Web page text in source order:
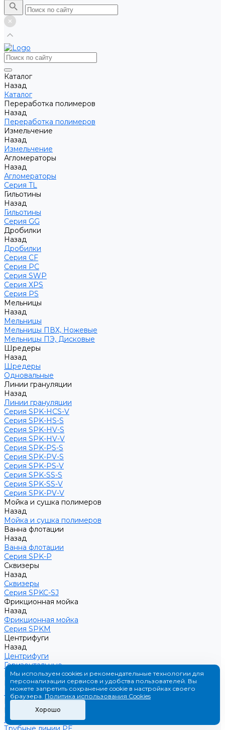
Каталог
Назад
Каталог
Переработка полимеров
Назад
Переработка полимеров
Измельчение
Назад
Измельчение
Агломераторы
Назад
Агломераторы
Серия TL
Гильотины
Назад
Гильотины
Серия GG
Дробилки
Назад
Дробилки
Серия CF
Серия PC
Серия SWP
Серия XPS
Серия PS
Мельницы
Назад
Мельницы
Мельницы ПВХ, Ножевые
Мельницы ПЭ, Дисковые
Шредеры
Назад
Шредеры
Одновальные
Линии грануляции
Назад
Линии грануляции
Серия SPK-HCS-V
Серия SPK-HS-S
Серия SPK-HV-S
Серия SPK-HV-V
Серия SPK-PS-S
Серия SPK-PV-S
Серия SPK-PS-V
Серия SPK-SS-S
Серия SPK-SS-V
Серия SPK-PV-V
Мойка и сушка полимеров
Назад
Мойка и сушка полимеров
Ванна флотации
Назад
Ванна флотации
Серия SPK-P
Сквизеры
Назад
Сквизеры
Серия SPKC-SJ
Фрикционная мойка
Назад
Фрикционная мойка
Серия SPKM
Центрифуги
Назад
Центрифуги
Горизонтальные
Производственные линии
Назад
Производственные линии
Производство труб
Назад
Производство труб
Мы используем cookies и рекомендательные технологии для
персонализации сервисов и удобства пользователей. Вы
можете запретить сохранение cookie в настройках своего
браузера. Политика использования Cookies
Хорошо